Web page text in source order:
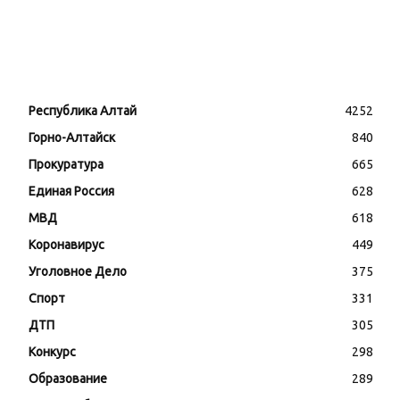
Республика Алтай
4252
Горно-Алтайск
840
Прокуратура
665
Единая Россия
628
МВД
618
Коронавирус
449
Уголовное Дело
375
Спорт
331
ДТП
305
Конкурс
298
Образование
289